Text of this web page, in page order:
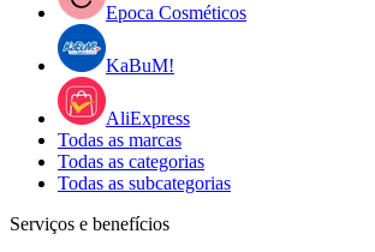
Epoca Cosméticos
KaBuM!
AliExpress
Todas as marcas
Todas as categorias
Todas as subcategorias
Serviços e benefícios